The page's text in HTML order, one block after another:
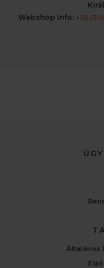
Webshop Info: +36
Általános